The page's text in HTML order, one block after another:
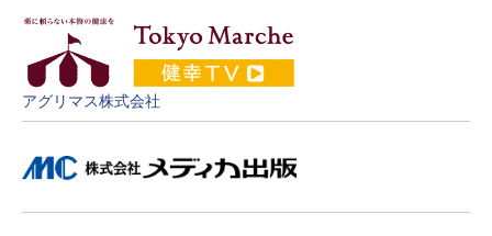
アグリマス株式会社